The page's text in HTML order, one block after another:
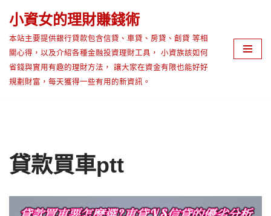
Skip
to
content
小資女的理財賺錢術
本站主要提供銀行貸款包含信貸、車貸、房貸、創貸 等相
關心得，以及介紹各種金融投資理財工具， 小資族該如何
省錢與實用有趣的理財方法， 讓大家在資金有限也能好好
規劃財富，每天獲得一些有用的新資訊。
貸款買車ptt